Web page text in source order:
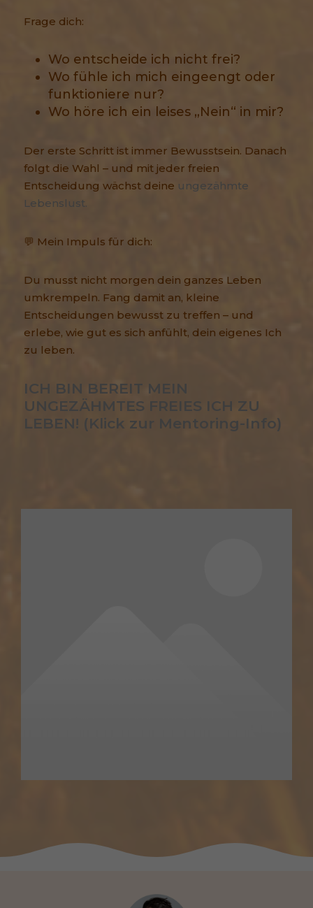
Frage dich:
Wo entscheide ich nicht frei?
Wo fühle ich mich eingeengt oder
funktioniere nur?
Wo höre ich ein leises „Nein“ in mir?
Der erste Schritt ist immer Bewusstsein. Danach
folgt die Wahl – und mit jeder freien
Entscheidung wächst deine ungezähmte
Lebenslust.
💬 Mein Impuls für dich:
Du musst nicht morgen dein ganzes Leben
umkrempeln. Fang damit an, kleine
Entscheidungen bewusst zu treffen – und
erlebe, wie gut es sich anfühlt, dein eigenes Ich
zu leben.
ICH BIN BEREIT MEIN
UNGEZÄHMTES FREIES ICH ZU
LEBEN! (Klick zur Mentoring-Info)